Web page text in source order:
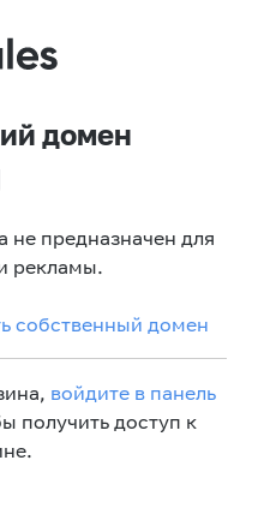
домен
не предназначен для
рекламы.
собственный домен
войдите в панель
получить доступ к